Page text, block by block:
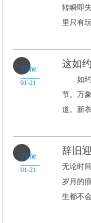
转瞬即
里只有
Time
01-21
这如
如约而
节。万
道。新
Time
01-21
辞旧
无论时
岁月的
生都不